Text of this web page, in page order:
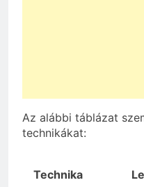
Az alábbi táblázat
technikákat:
Technika